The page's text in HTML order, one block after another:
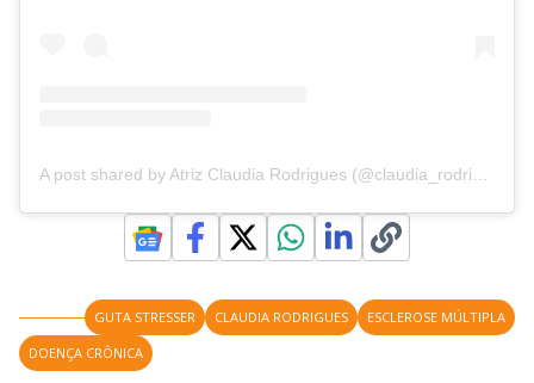
A post shared by Atriz Claudia Rodrigues (@claudia_rodrigues_oficial)
GUTA STRESSER CLAUDIA RODRIGUES
ESCLEROSE MÚLTIPLA
DOENÇA CRÔNICA